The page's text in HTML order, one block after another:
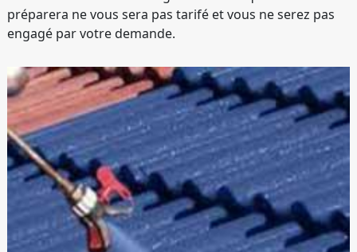
préparera ne vous sera pas tarifé et vous ne serez pas
engagé par votre demande.